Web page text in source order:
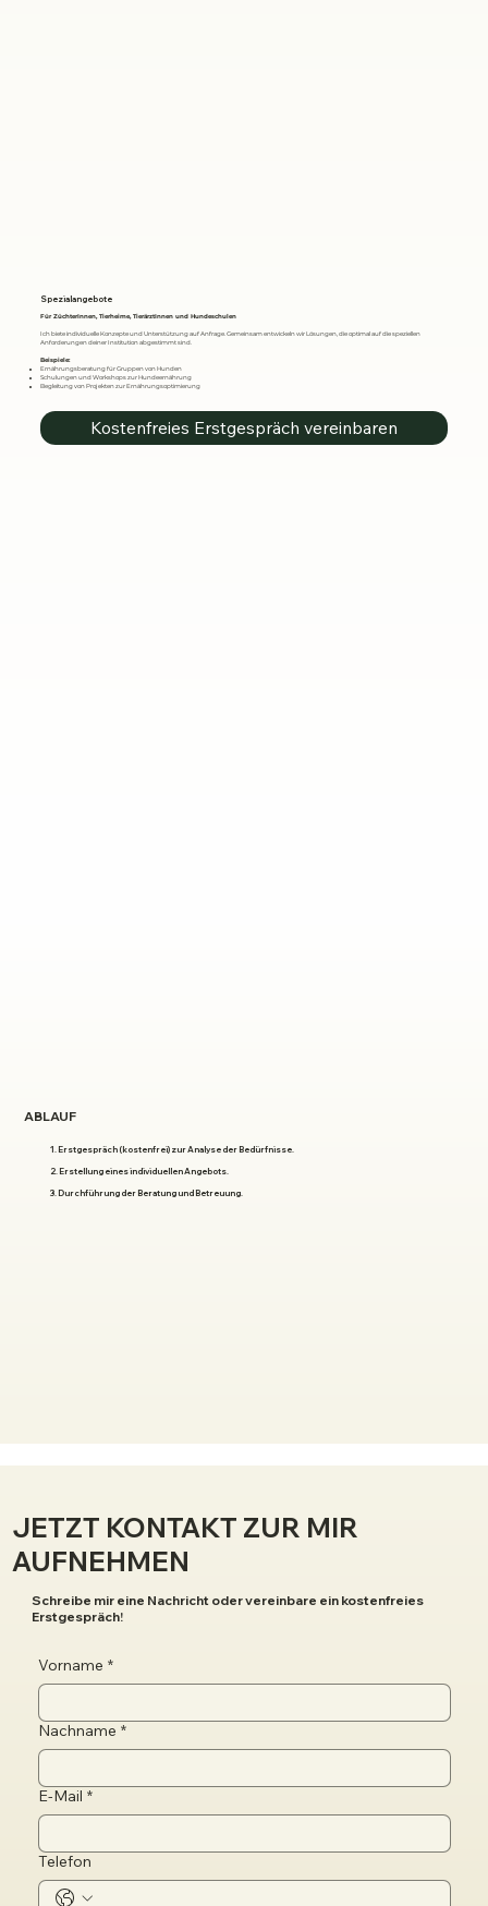
Spezialangebote
Für ZüchterInnen, Tierheime, TierärztInnen und Hundeschulen
Ich biete individuelle Konzepte und Unterstützung auf Anfrage. Gemeinsam entwickeln wir Lösungen, die optimal auf die speziellen
Anforderungen deiner Institution abgestimmt sind.
Beispiele:
Ernährungsberatung für Gruppen von Hunden
Schulungen und Workshops zur Hundeernährung
Begleitung von Projekten zur Ernährungsoptimierung
Kostenfreies Erstgespräch vereinbaren
ABLAUF
1. Erstgespräch (kostenfrei) zur Analyse der Bedürfnisse.
2. Erstellung eines individuellen Angebots.
3. Durchführung der Beratung und Betreuung.
JETZT KONTAKT ZUR MIR
AUFNEHMEN
Schreibe mir eine Nachricht oder vereinbare ein kostenfreies
Erstgespräch!
Vorname *
Nachname *
E-Mail *
Telefon